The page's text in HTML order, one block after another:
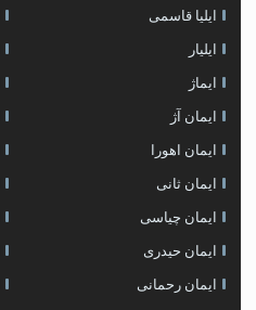
ایلیا قاسمی
ایلیار
ایماژ
ایمان آژ
ایمان اهورا
ایمان ثانی
ایمان چیاسی
ایمان حیدری
ایمان رحمانی